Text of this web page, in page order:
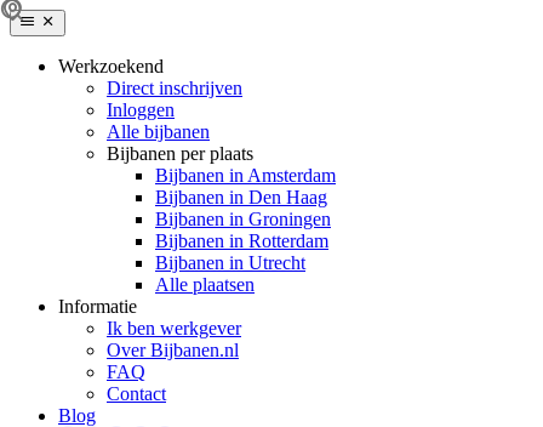
Werkzoekend
Direct inschrijven
Inloggen
Alle bijbanen
Bijbanen per plaats
Bijbanen in Amsterdam
Bijbanen in Den Haag
Bijbanen in Groningen
Bijbanen in Rotterdam
Bijbanen in Utrecht
Alle plaatsen
Informatie
Ik ben werkgever
Over Bijbanen.nl
FAQ
Contact
Blog